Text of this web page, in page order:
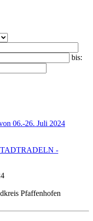
bis:
06.-26. Juli 2024
-
Pfaffenhofen